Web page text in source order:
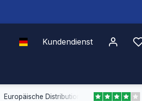
Kundendienst
Europäische Distribution Mit unserer